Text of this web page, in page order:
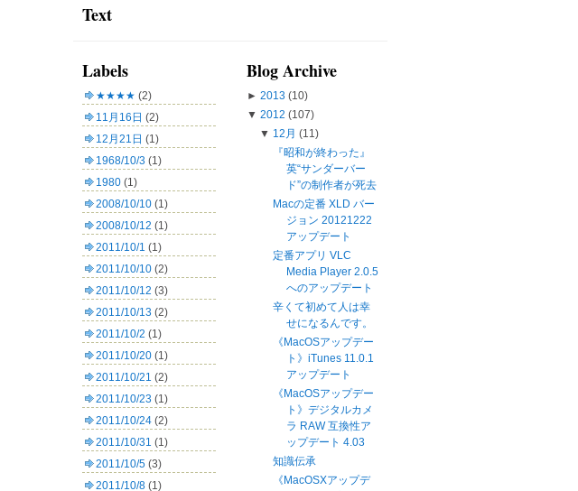
Text
Labels
★★★★ (2)
11月16日 (2)
12月21日 (1)
1968/10/3 (1)
1980 (1)
2008/10/10 (1)
2008/10/12 (1)
2011/10/1 (1)
2011/10/10 (2)
2011/10/12 (3)
2011/10/13 (2)
2011/10/2 (1)
2011/10/20 (1)
2011/10/21 (2)
2011/10/23 (1)
2011/10/24 (2)
2011/10/31 (1)
2011/10/5 (3)
2011/10/8 (1)
Blog Archive
► 2013 (10)
▼ 2012 (107)
▼ 12月 (11)
『昭和が終わった』
英“サンダーバー
ド”の制作者が死去
Macの定番 XLD バー
ジョン 20121222
アップデート
定番アプリ VLC
Media Player 2.0.5
へのアップデート
辛くて初めて人は幸
せになるんです。
《MacOSアップデー
ト》iTunes 11.0.1
アップデート
《MacOSアップデー
ト》デジタルカメ
ラ RAW 互換性ア
ップデート 4.03
知識伝承
《MacOSXアップデ